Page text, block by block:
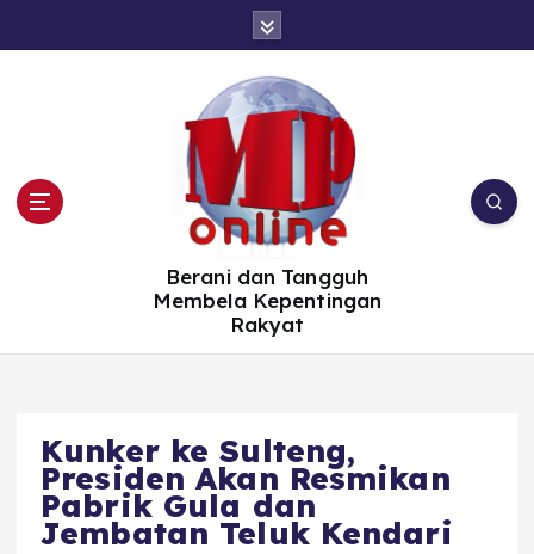
Berani dan Tangguh
Membela Kepentingan
Rakyat
Kunker ke Sulteng,
Presiden Akan Resmikan
Pabrik Gula dan
Jembatan Teluk Kendari